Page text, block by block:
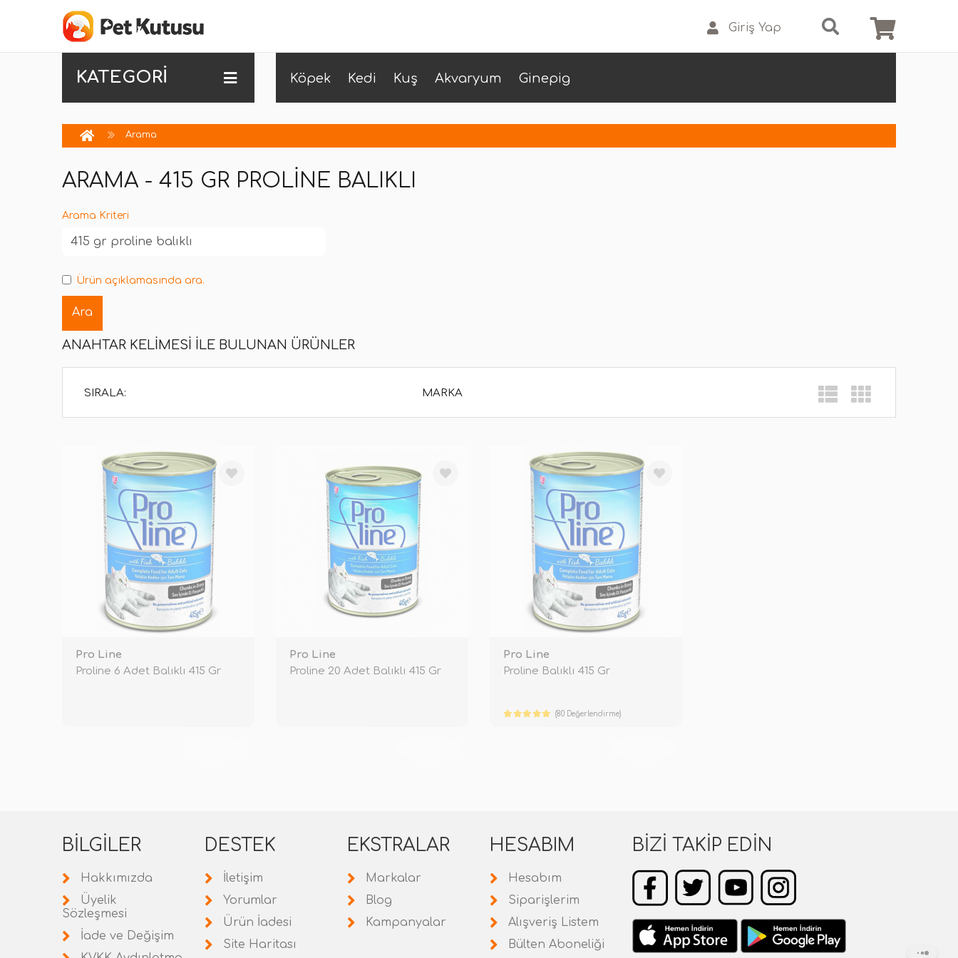
Giriş Yap
KATEGORİ Köpek Kedi Kuş Akvaryum Ginepig
Arama
ARAMA - 415 GR PROLINE BALIKLI
Arama Kriteri
Ürün açıklamasında ara.
ANAHTAR KELIMESI ILE BULUNAN ÜRÜNLER
SIRALA: MARKA
Pro Line
Proline 6 Adet Balıklı 415 Gr
Pro Line
Proline 20 Adet Balıklı 415 Gr
Pro Line
Proline Balıklı 415 Gr
(80 Değerlendirme)
BILGILER
Hakkımızda
Üyelik
Sözleşmesi
İade ve Değişim
DESTEK
İletişim
Yorumlar
Ürün İadesi
Site Haritası
EKSTRALAR
Markalar
Blog
Kampanyalar
HESABIM
Hesabım
Siparişlerim
Alışveriş Listem
Bülten Aboneliği
BIZI TAKIP EDIN